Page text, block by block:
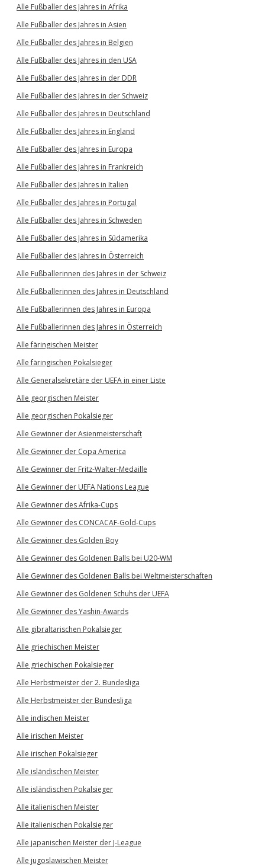
Alle Fußballer des Jahres in Afrika
Alle Fußballer des Jahres in Asien
Alle Fußballer des Jahres in Belgien
Alle Fußballer des Jahres in den USA
Alle Fußballer des Jahres in der DDR
Alle Fußballer des Jahres in der Schweiz
Alle Fußballer des Jahres in Deutschland
Alle Fußballer des Jahres in England
Alle Fußballer des Jahres in Europa
Alle Fußballer des Jahres in Frankreich
Alle Fußballer des Jahres in Italien
Alle Fußballer des Jahres in Portugal
Alle Fußballer des Jahres in Schweden
Alle Fußballer des Jahres in Südamerika
Alle Fußballer des Jahres in Österreich
Alle Fußballerinnen des Jahres in der Schweiz
Alle Fußballerinnen des Jahres in Deutschland
Alle Fußballerinnen des Jahres in Europa
Alle Fußballerinnen des Jahres in Österreich
Alle färingischen Meister
Alle färingischen Pokalsieger
Alle Generalsekretäre der UEFA in einer Liste
Alle georgischen Meister
Alle georgischen Pokalsieger
Alle Gewinner der Asienmeisterschaft
Alle Gewinner der Copa America
Alle Gewinner der Fritz-Walter-Medaille
Alle Gewinner der UEFA Nations League
Alle Gewinner des Afrika-Cups
Alle Gewinner des CONCACAF-Gold-Cups
Alle Gewinner des Golden Boy
Alle Gewinner des Goldenen Balls bei U20-WM
Alle Gewinner des Goldenen Balls bei Weltmeisterschaften
Alle Gewinner des Goldenen Schuhs der UEFA
Alle Gewinner des Yashin-Awards
Alle gibraltarischen Pokalsieger
Alle griechischen Meister
Alle griechischen Pokalsieger
Alle Herbstmeister der 2. Bundesliga
Alle Herbstmeister der Bundesliga
Alle indischen Meister
Alle irischen Meister
Alle irischen Pokalsieger
Alle isländischen Meister
Alle isländischen Pokalsieger
Alle italienischen Meister
Alle italienischen Pokalsieger
Alle japanischen Meister der J-League
Alle jugoslawischen Meister